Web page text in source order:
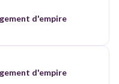
d'empire
d'empire